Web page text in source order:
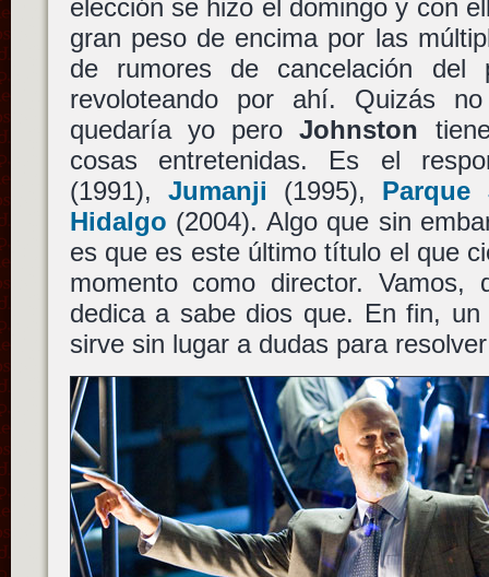
elección se hizo el domingo y con
gran peso de encima por las
de rumores de cancelación del
revoloteando por ahí. Quizás
quedaría yo peroJohnston
cosas entretenidas. Es el
(1991), Jumanji (1995), Parque
Hidalgo (2004). Algo que sin
es que es este último título el que
momento como director.
dedica a sabe dios que. En fin,
sirve sin lugar a dudas para